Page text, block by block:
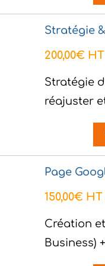
Stratégie
200,00€
Stratégie
réajuster
Page
150,00€
Création
Business)